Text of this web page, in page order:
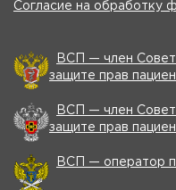
Согласие на обработку
ВСП — член
защите прав
ВСП — член
защите прав
ВСП — оператор